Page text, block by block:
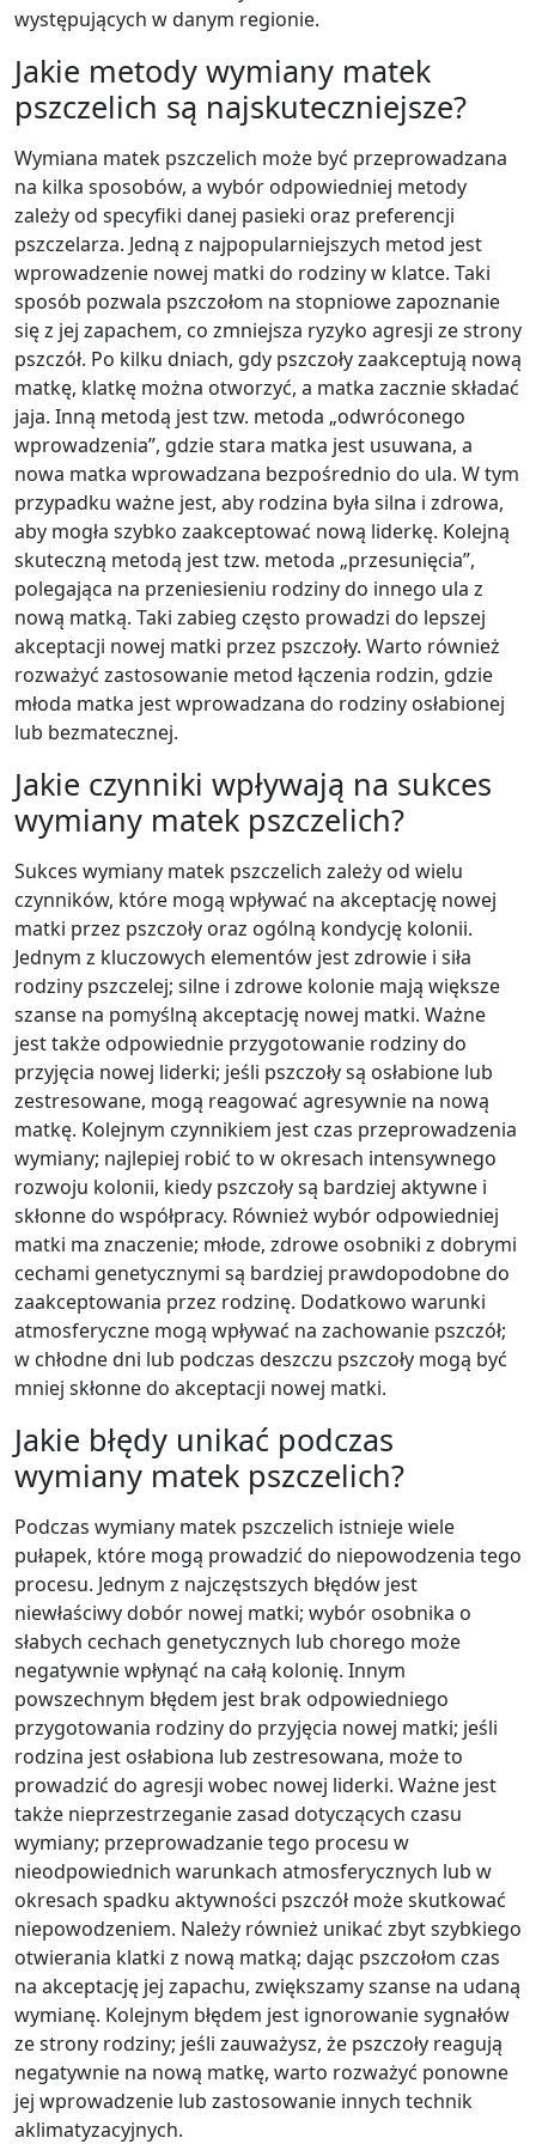
występujących w danym regionie.
Jakie metody wymiany matek
pszczelich są najskuteczniejsze?
Wymiana matek pszczelich może być przeprowadzana
na kilka sposobów, a wybór odpowiedniej metody
zależy od specyfiki danej pasieki oraz preferencji
pszczelarza. Jedną z najpopularniejszych metod jest
wprowadzenie nowej matki do rodziny w klatce. Taki
sposób pozwala pszczołom na stopniowe zapoznanie
się z jej zapachem, co zmniejsza ryzyko agresji ze strony
pszczół. Po kilku dniach, gdy pszczoły zaakceptują nową
matkę, klatkę można otworzyć, a matka zacznie składać
jaja. Inną metodą jest tzw. metoda „odwróconego
wprowadzenia”, gdzie stara matka jest usuwana, a
nowa matka wprowadzana bezpośrednio do ula. W tym
przypadku ważne jest, aby rodzina była silna i zdrowa,
aby mogła szybko zaakceptować nową liderkę. Kolejną
skuteczną metodą jest tzw. metoda „przesunięcia”,
polegająca na przeniesieniu rodziny do innego ula z
nową matką. Taki zabieg często prowadzi do lepszej
akceptacji nowej matki przez pszczoły. Warto również
rozważyć zastosowanie metod łączenia rodzin, gdzie
młoda matka jest wprowadzana do rodziny osłabionej
lub bezmatecznej.
Jakie czynniki wpływają na sukces
wymiany matek pszczelich?
Sukces wymiany matek pszczelich zależy od wielu
czynników, które mogą wpływać na akceptację nowej
matki przez pszczoły oraz ogólną kondycję kolonii.
Jednym z kluczowych elementów jest zdrowie i siła
rodziny pszczelej; silne i zdrowe kolonie mają większe
szanse na pomyślną akceptację nowej matki. Ważne
jest także odpowiednie przygotowanie rodziny do
przyjęcia nowej liderki; jeśli pszczoły są osłabione lub
zestresowane, mogą reagować agresywnie na nową
matkę. Kolejnym czynnikiem jest czas przeprowadzenia
wymiany; najlepiej robić to w okresach intensywnego
rozwoju kolonii, kiedy pszczoły są bardziej aktywne i
skłonne do współpracy. Również wybór odpowiedniej
matki ma znaczenie; młode, zdrowe osobniki z dobrymi
cechami genetycznymi są bardziej prawdopodobne do
zaakceptowania przez rodzinę. Dodatkowo warunki
atmosferyczne mogą wpływać na zachowanie pszczół;
w chłodne dni lub podczas deszczu pszczoły mogą być
mniej skłonne do akceptacji nowej matki.
Jakie błędy unikać podczas
wymiany matek pszczelich?
Podczas wymiany matek pszczelich istnieje wiele
pułapek, które mogą prowadzić do niepowodzenia tego
procesu. Jednym z najczęstszych błędów jest
niewłaściwy dobór nowej matki; wybór osobnika o
słabych cechach genetycznych lub chorego może
negatywnie wpłynąć na całą kolonię. Innym
powszechnym błędem jest brak odpowiedniego
przygotowania rodziny do przyjęcia nowej matki; jeśli
rodzina jest osłabiona lub zestresowana, może to
prowadzić do agresji wobec nowej liderki. Ważne jest
także nieprzestrzeganie zasad dotyczących czasu
wymiany; przeprowadzanie tego procesu w
nieodpowiednich warunkach atmosferycznych lub w
okresach spadku aktywności pszczół może skutkować
niepowodzeniem. Należy również unikać zbyt szybkiego
otwierania klatki z nową matką; dając pszczołom czas
na akceptację jej zapachu, zwiększamy szanse na udaną
wymianę. Kolejnym błędem jest ignorowanie sygnałów
ze strony rodziny; jeśli zauważysz, że pszczoły reagują
negatywnie na nową matkę, warto rozważyć ponowne
jej wprowadzenie lub zastosowanie innych technik
aklimatyzacyjnych.